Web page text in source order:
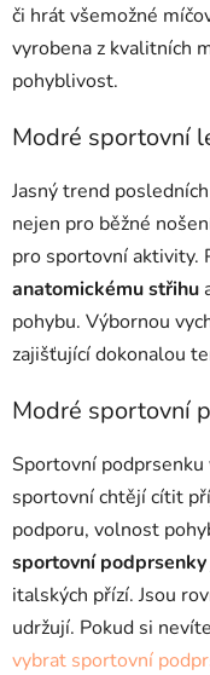
či hrát všemožné
vyrobena z kvalitních
pohyblivost.
Modré sportovní
Jasný trend
nejen pro běžné
pro sportovní aktivity.
anatomickému střihu
pohybu. Výbornou
zajišťující dokonalou
Modré sportovní
Sportovní podprsenku
sportovní chtějí cítit
podporu, volnost
sportovní podprsenky
italských přízí. Jsou
udržují. Pokud si
vybrat sportovní